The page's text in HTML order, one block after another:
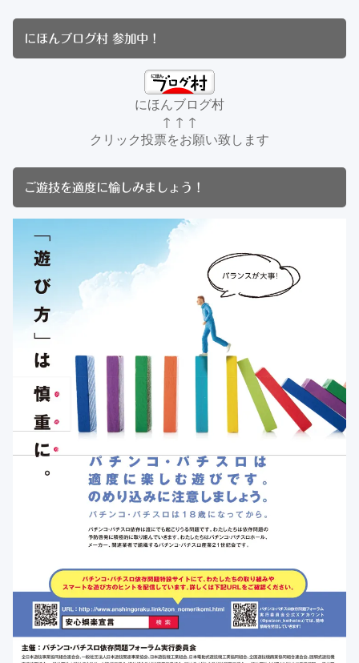
にほんブログ村 参加中！
にほんブログ村
↑ ↑ ↑
クリック投票をお願い致します
ご遊技を適度に愉しみましょう！